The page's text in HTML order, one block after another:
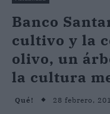
Banco
cultivo y la
olivo, un
la cultura
Qué! 28 febrero,